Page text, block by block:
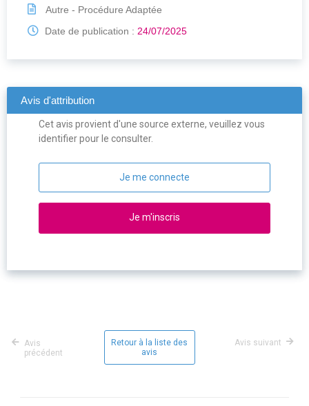
Autre - Procédure Adaptée
Date de publication : 24/07/2025
Avis d'attribution
Cet avis provient d'une source externe, veuillez vous
identifier pour le consulter.
Je me connecte
Je m'inscris
Avis
précédent
Retour à la liste des
avis
Avis suivant